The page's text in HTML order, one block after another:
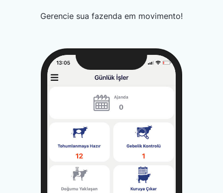
Gerencie sua fazenda em movimento!